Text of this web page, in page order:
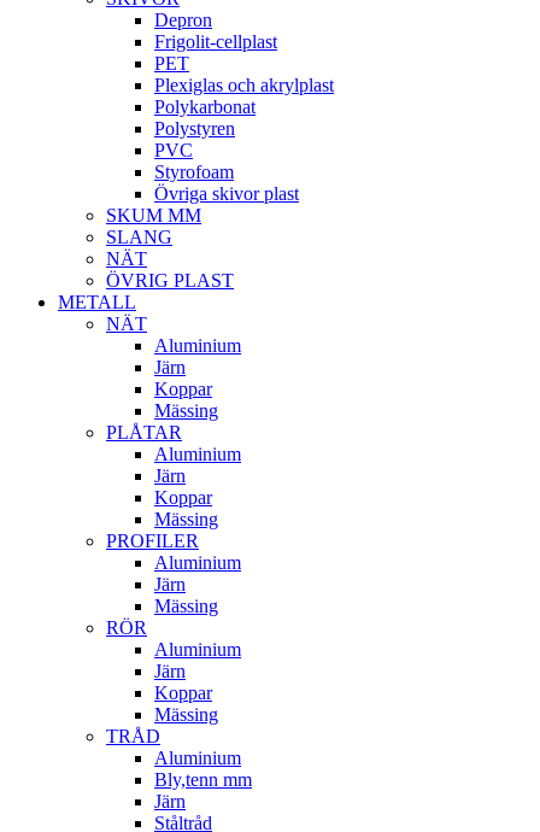
Depron
Frigolit-cellplast
PET
Plexiglas och akrylplast
Polykarbonat
Polystyren
PVC
Styrofoam
Övriga skivor plast
SKUM MM
SLANG
NÄT
ÖVRIG PLAST
METALL
NÄT
Aluminium
Järn
Koppar
Mässing
PLÅTAR
Aluminium
Järn
Koppar
Mässing
PROFILER
Aluminium
Järn
Mässing
RÖR
Aluminium
Järn
Koppar
Mässing
TRÅD
Aluminium
Bly,tenn mm
Järn
Ståltråd